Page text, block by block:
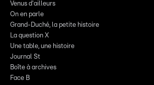
Venus d'ailleurs
On en parle
Grand-Duché, la petite histoire
La question X
Une table, une histoire
Journal St
Boîte à archives
Face B